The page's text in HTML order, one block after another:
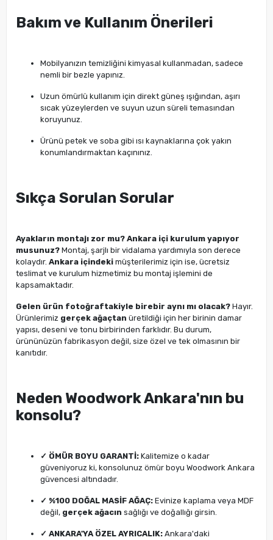
Bakım ve Kullanım Önerileri
Mobilyanızın temizliğini kimyasal kullanmadan, sadece
nemli bir bezle yapınız.
Uzun ömürlü kullanım için direkt güneş ışığından, aşırı
sıcak yüzeylerden ve suyun uzun süreli temasından
koruyunuz.
Ürünü petek ve soba gibi ısı kaynaklarına çok yakın
konumlandırmaktan kaçınınız.
Sıkça Sorulan Sorular
Ayakların montajı zor mu? Ankara içi kurulum yapıyor
musunuz? Montaj, şarjlı bir vidalama yardımıyla son derece
kolaydır. Ankara içindeki müşterilerimiz için ise, ücretsiz
teslimat ve kurulum hizmetimiz bu montaj işlemini de
kapsamaktadır.
Gelen ürün fotoğraftakiyle birebir aynı mı olacak? Hayır.
Ürünlerimiz gerçek ağaçtan üretildiği için her birinin damar
yapısı, deseni ve tonu birbirinden farklıdır. Bu durum,
ürününüzün fabrikasyon değil, size özel ve tek olmasının bir
kanıtıdır.
Neden Woodwork Ankara'nın bu
konsolu?
✓ ÖMÜR BOYU GARANTİ: Kalitemize o kadar
güveniyoruz ki, konsolunuz ömür boyu Woodwork Ankara
güvencesi altındadır.
✓ %100 DOĞAL MASİF AĞAÇ: Evinize kaplama veya MDF
değil, gerçek ağacın sağlığı ve doğallığı girsin.
✓ ANKARA'YA ÖZEL AYRICALIK: Ankara'daki